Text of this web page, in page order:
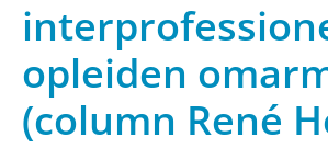
opleiden
(column René